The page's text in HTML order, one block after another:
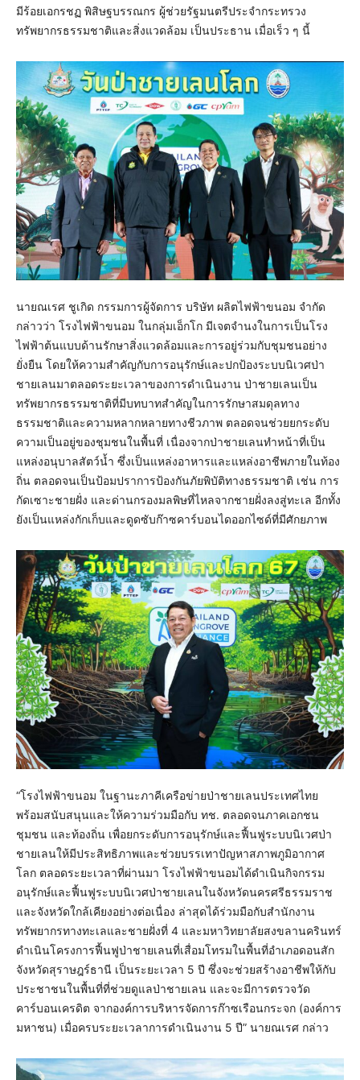
มีร้อยเอกรชฏ พิสิษฐบรรณกร ผู้ช่วยรัฐมนตรีประจำกระทรวง
ทรัพยากรธรรมชาติและสิ่งแวดล้อม เป็นประธาน เมื่อเร็ว ๆ นี้
นายณเรศ ชูเกิด กรรมการผู้จัดการ บริษัท ผลิตไฟฟ้าขนอม จำกัด
กล่าวว่า โรงไฟฟ้าขนอม ในกลุ่มเอ็กโก มีเจตจำนงในการเป็นโรง
ไฟฟ้าต้นแบบด้านรักษาสิ่งแวดล้อมและการอยู่ร่วมกับชุมชนอย่าง
ยั่งยืน โดยให้ความสำคัญกับการอนุรักษ์และปกป้องระบบนิเวศป่า
ชายเลนมาตลอดระยะเวลาของการดำเนินงาน ป่าชายเลนเป็น
ทรัพยากรธรรมชาติที่มีบทบาทสำคัญในการรักษาสมดุลทาง
ธรรมชาติและความหลากหลายทางชีวภาพ ตลอดจนช่วยยกระดับ
ความเป็นอยู่ของชุมชนในพื้นที่ เนื่องจากป่าชายเลนทำหน้าที่เป็น
แหล่งอนุบาลสัตว์น้ำ ซึ่งเป็นแหล่งอาหารและแหล่งอาชีพภายในท้อง
ถิ่น ตลอดจนเป็นป้อมปราการป้องกันภัยพิบัติทางธรรมชาติ เช่น การ
กัดเซาะชายฝั่ง และด่านกรองมลพิษที่ไหลจากชายฝั่งลงสู่ทะเล อีกทั้ง
ยังเป็นแหล่งกักเก็บและดูดซับก๊าซคาร์บอนไดออกไซด์ที่มีศักยภาพ
“โรงไฟฟ้าขนอม ในฐานะภาคีเครือข่ายป่าชายเลนประเทศไทย
พร้อมสนับสนุนและให้ความร่วมมือกับ ทช. ตลอดจนภาคเอกชน
ชุมชน และท้องถิ่น เพื่อยกระดับการอนุรักษ์และฟื้นฟูระบบนิเวศป่า
ชายเลนให้มีประสิทธิภาพและช่วยบรรเทาปัญหาสภาพภูมิอากาศ
โลก ตลอดระยะเวลาที่ผ่านมา โรงไฟฟ้าขนอมได้ดำเนินกิจกรรม
อนุรักษ์และฟื้นฟูระบบนิเวศป่าชายเลนในจังหวัดนครศรีธรรมราช
และจังหวัดใกล้เคียงอย่างต่อเนื่อง ล่าสุดได้ร่วมมือกับสำนักงาน
ทรัพยากรทางทะเลและชายฝั่งที่ 4 และมหาวิทยาลัยสงขลานครินทร์
ดำเนินโครงการฟื้นฟูป่าชายเลนที่เสื่อมโทรมในพื้นที่อำเภอดอนสัก
จังหวัดสุราษฎร์ธานี เป็นระยะเวลา 5 ปี ซึ่งจะช่วยสร้างอาชีพให้กับ
ประชาชนในพื้นที่ที่ช่วยดูแลป่าชายเลน และจะมีการตรวจวัด
คาร์บอนเครดิต จากองค์การบริหารจัดการก๊าซเรือนกระจก (องค์การ
มหาชน) เมื่อครบระยะเวลาการดำเนินงาน 5 ปี” นายณเรศ กล่าว